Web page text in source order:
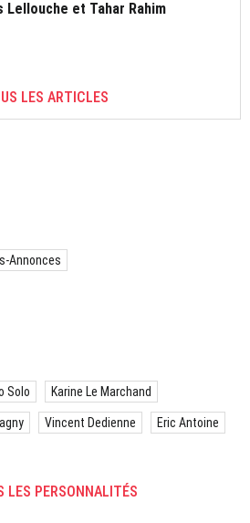
Lellouche et Tahar Rahim
LES ARTICLES
Annonces
Solo Karine Le Marchand
Vincent Dedienne Eric Antoine
LES PERSONNALITÉS